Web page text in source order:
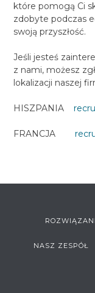
które pomogą Ci
zdobyte podczas
swoją przyszłość.
Jeśli jesteś
z nami, możesz
lokalizacji naszej
HISZPANIA
FRANCJA
NASZ ZESPÓŁ